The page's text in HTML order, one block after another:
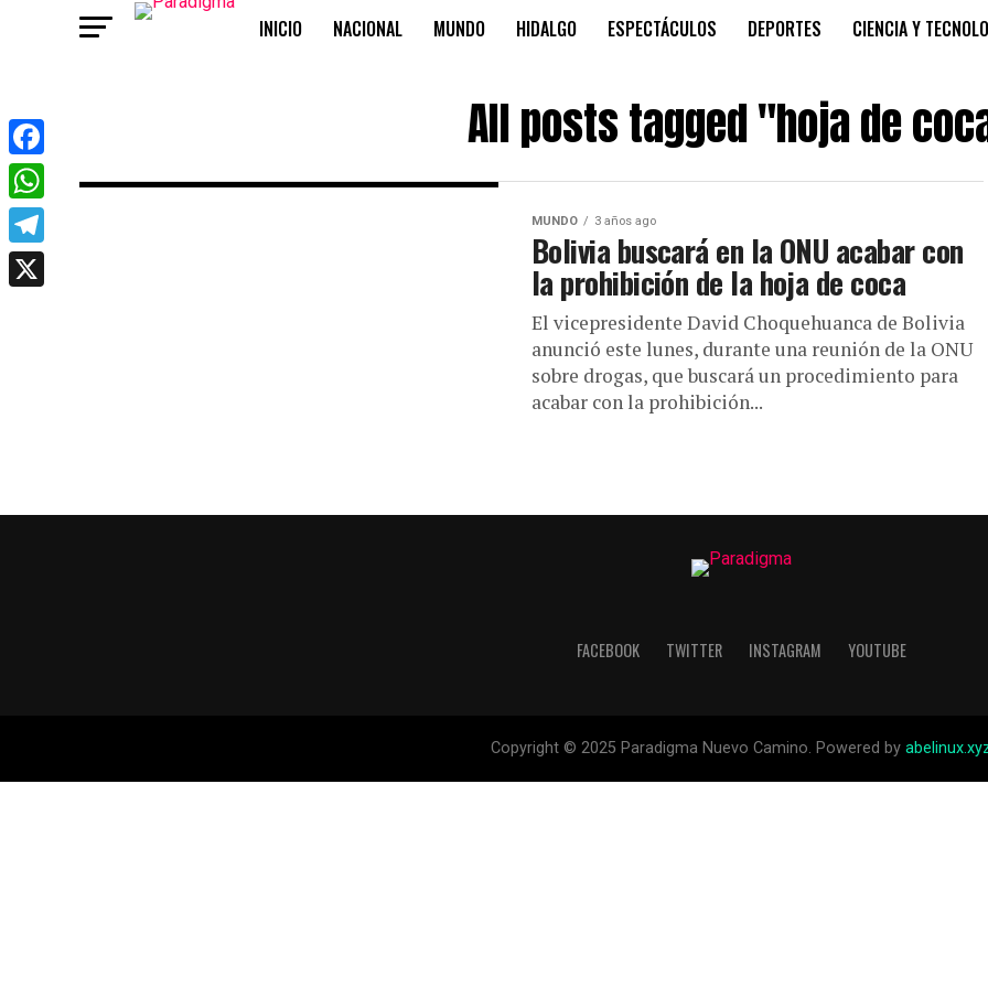
INICIO NACIONAL MUNDO HIDALGO ESPECTÁCULOS DEPORTES CIENCIA Y
All posts tagged "hoja de
MUNDO 3 años ago
Bolivia buscará en la ONU acabar con
la prohibición de la hoja de coca
El vicepresidente David Choquehuanca de Bolivia
anunció este lunes, durante una reunión de la ONU
sobre drogas, que buscará un procedimiento para
acabar con la prohibición...
FACEBOOK TWITTER INSTAGRAM YOUTUBE
Copyright © 2025 Paradigma Nuevo Camino. Powered by
Facebook
WhatsApp
Telegram